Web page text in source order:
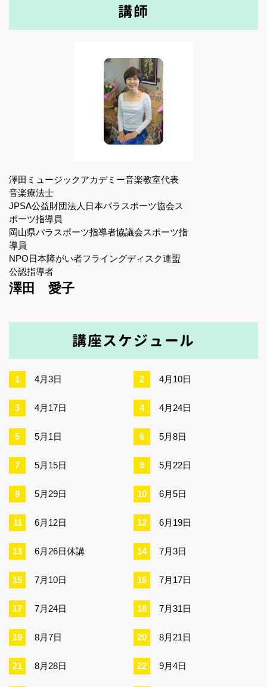
講師
澤田ミュージックアカデミー音楽教室代表
音楽療法士
JPSA公益財団法人日本パラスポーツ協会ス
ポーツ指導員
岡山県パラスポーツ指導者協議会スポーツ指
導員
NPO日本障がい者フライングディスク連盟
公認指導者
澤田 愛子
講座スケジュール
4月3日 4月10日
4月17日 4月24日
5月1日 5月8日
5月15日 5月22日
5月29日 6月5日
6月12日 6月19日
6月26日休講 7月3日
7月10日 7月17日
7月24日 7月31日
8月7日 8月21日
8月28日 9月4日